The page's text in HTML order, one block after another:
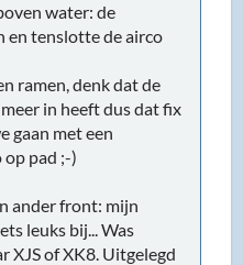
water: de
en tenslotte de airco
ramen, denk dat de
in heeft dus dat fix
gaan met een
pad ;-)
ander front: mijn
leuks bij... Was
XJS of XK8. Uitgelegd